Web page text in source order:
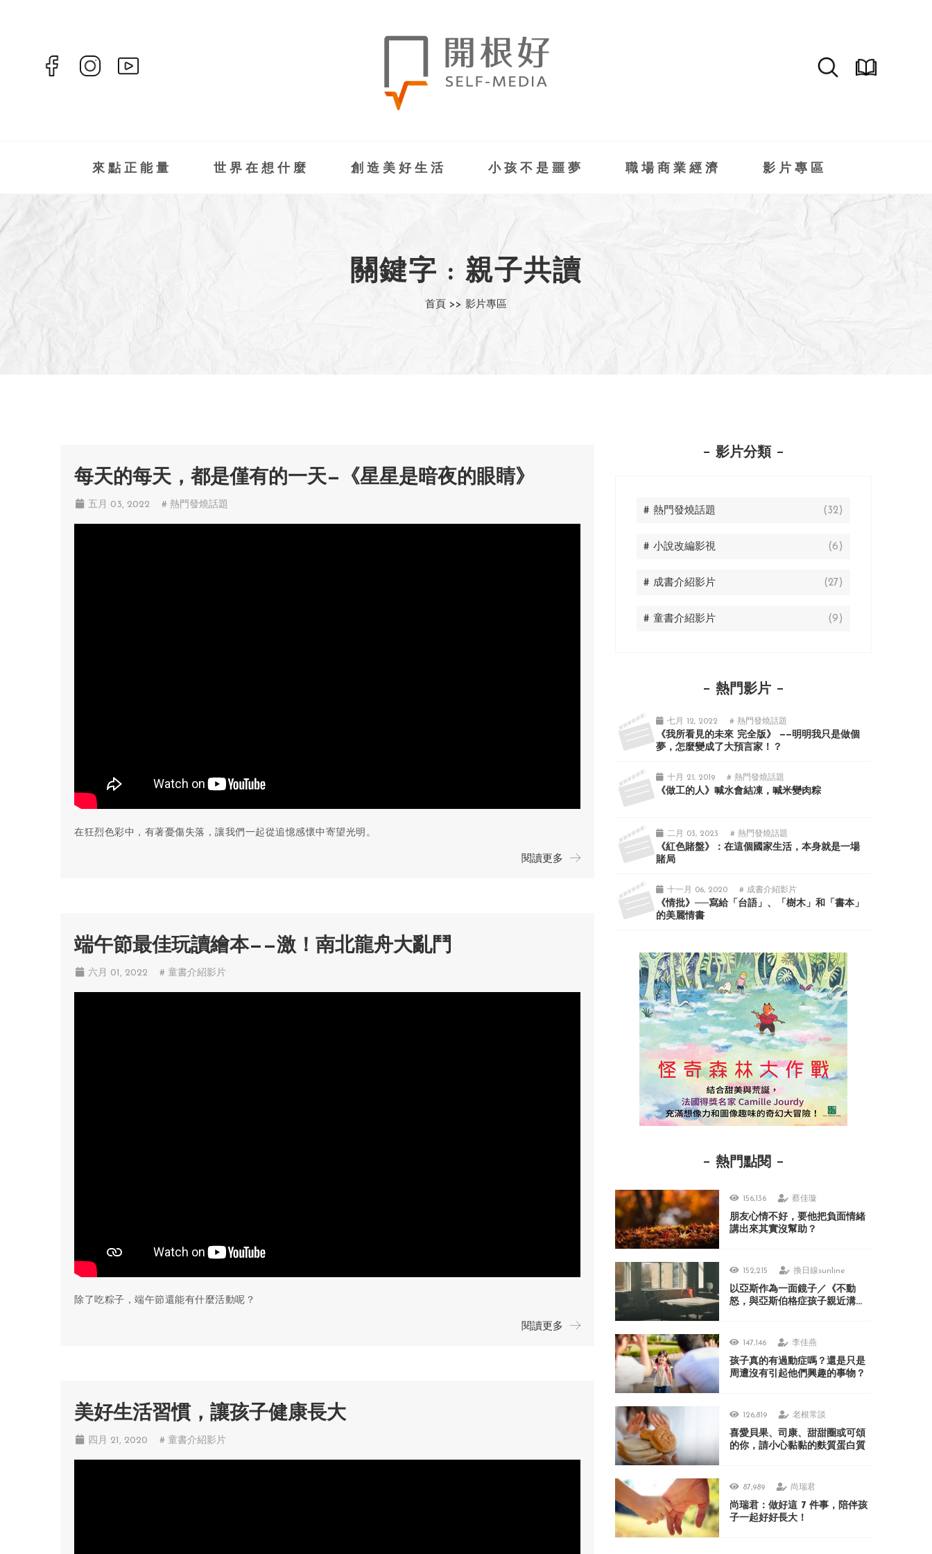
來點正能量 世界在想什麼 創造美好生活 小孩不是噩夢 職場商業經濟 影片專區
關鍵字 : 親子共讀
首頁 >> 影片專區
每天的每天，都是僅有的一天—《星星是暗夜的眼睛》
五月 03, 2022 # 熱門發燒話題
在狂烈色彩中，有著憂傷失落，讓我們一起從追憶感懷中寄望光明。
閱讀更多
端午節最佳玩讀繪本——激！南北龍舟大亂鬥
六月 01, 2022 # 童書介紹影片
除了吃粽子，端午節還能有什麼活動呢？
閱讀更多
美好生活習慣，讓孩子健康長大
四月 21, 2020 # 童書介紹影片
影片分類
# 熱門發燒話題 (32)
# 小說改編影視 (6)
# 成書介紹影片 (27)
# 童書介紹影片 (9)
熱門影片
七月 12, 2022 # 熱門發燒話題
《我所看見的未來 完全版》 ——明明我只是做個
夢，怎麼變成了大預言家！？
十月 21, 2019 # 熱門發燒話題
《做工的人》喊水會結凍，喊米變肉粽
二月 03, 2023 # 熱門發燒話題
《紅色賭盤》：在這個國家生活，本身就是一場
賭局
十一月 06, 2020 # 成書介紹影片
《情批》──寫給「台語」、「樹木」和「書本」
的美麗情書
熱門點閱
156,136 蔡佳璇
朋友心情不好，要他把負面情緒
講出來其實沒幫助？
152,215 換日線sunline
以亞斯作為一面鏡子／《不動
怒，與亞斯伯格症孩子親近溝
147,146 李佳燕
孩子真的有過動症嗎？還是只是
周遭沒有引起他們興趣的事物？
126,819 老根常談
喜愛貝果、司康、甜甜圈或可頌
的你，請小心黏黏的麩質蛋白質
87,989 尚瑞君
尚瑞君：做好這 7 件事，陪伴孩
子一起好好長大！